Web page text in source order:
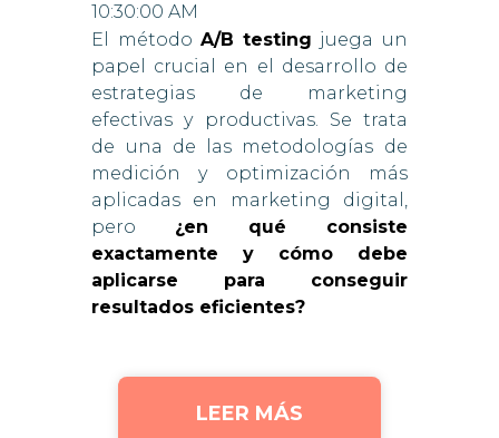
10:30:00 AM
El método A/B testing juega un
papel crucial en el desarrollo de
estrategias de marketing
efectivas y productivas. Se trata
de una de las metodologías de
medición y optimización más
aplicadas en marketing digital,
pero ¿en qué consiste
exactamente y cómo debe
aplicarse para conseguir
resultados eficientes?
LEER MÁS